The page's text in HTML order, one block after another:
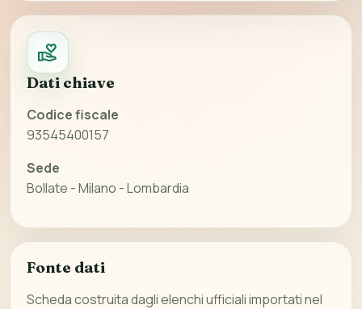
Dati chiave
Codice fiscale
93545400157
Sede
Bollate - Milano - Lombardia
Fonte dati
Scheda costruita dagli elenchi ufficiali importati nel